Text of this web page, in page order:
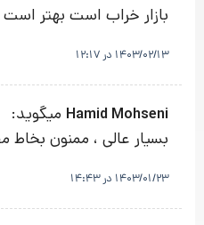
بازار خراب است بهتر
1403/02/13 در 12:17
Hamid Mohseni میگوید:
بسیار عالی ، ممنون بخاط
1403/01/23 در 14:43